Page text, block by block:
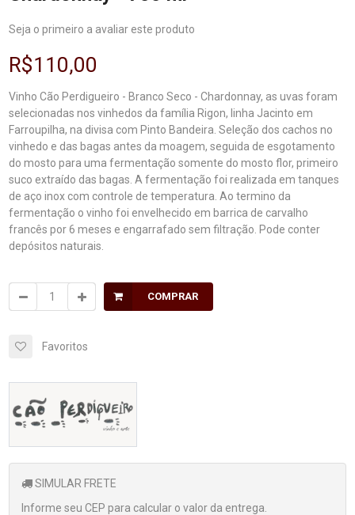
Seja o primeiro a avaliar este produto
R$110,00
Vinho Cão Perdigueiro - Branco Seco - Chardonnay, as uvas foram
selecionadas nos vinhedos da família Rigon, linha Jacinto em
Farroupilha, na divisa com Pinto Bandeira. Seleção dos cachos no
vinhedo e das bagas antes da moagem, seguida de esgotamento
do mosto para uma fermentação somente do mosto flor, primeiro
suco extraído das bagas. A fermentação foi realizada em tanques
de aço inox com controle de temperatura. Ao termino da
fermentação o vinho foi envelhecido em barrica de carvalho
francês por 6 meses e engarrafado sem filtração. Pode conter
depósitos naturais.
COMPRAR
Favoritos
SIMULAR FRETE
Informe seu CEP para calcular o valor da entrega.